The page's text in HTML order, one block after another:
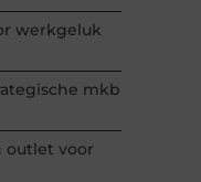
werkgeluk
mkb
outlet voor